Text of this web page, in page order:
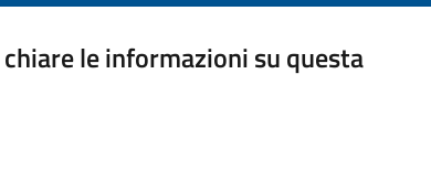
le informazioni su questa